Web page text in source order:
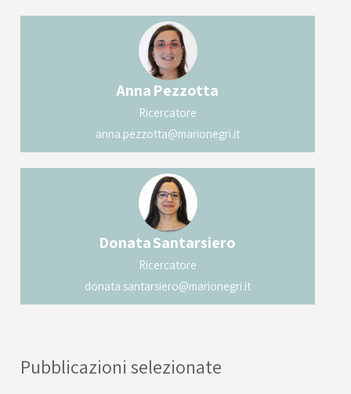
AnnaPezzotta
Ricercatore
anna.pezzotta@marionegri.it
DonataSantarsiero
Ricercatore
donata.santarsiero@marionegri.it
Pubblicazioni selezionate